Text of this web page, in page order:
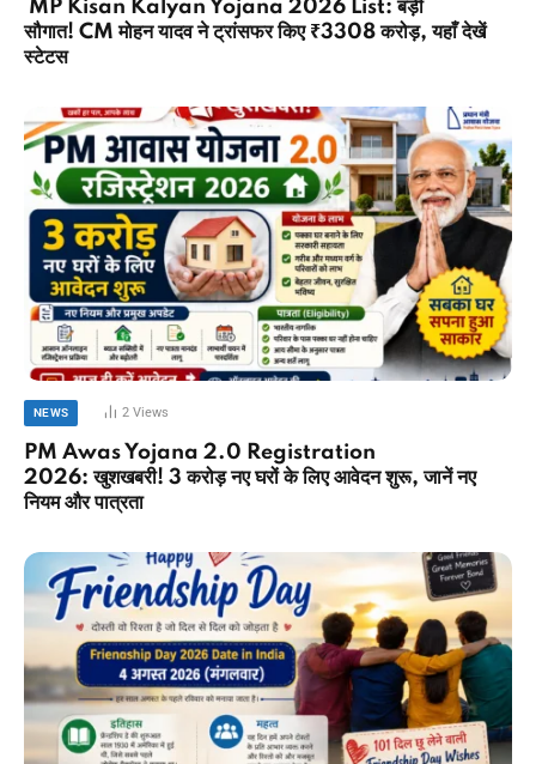
MP Kisan Kalyan Yojana 2026 List: बड़ी
सौगात! CM मोहन यादव ने ट्रांसफर किए ₹3308 करोड़, यहाँ देखें
स्टेटस
NEWS 2Views
PM Awas Yojana 2.0 Registration
2026: खुशखबरी! 3 करोड़ नए घरों के लिए आवेदन शुरू, जानें नए
नियम और पात्रता